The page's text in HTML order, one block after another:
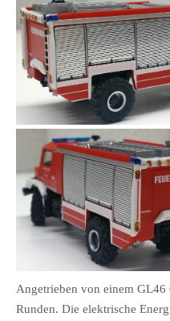
Angetrieben von einem GL46
Runden. Die elektrische